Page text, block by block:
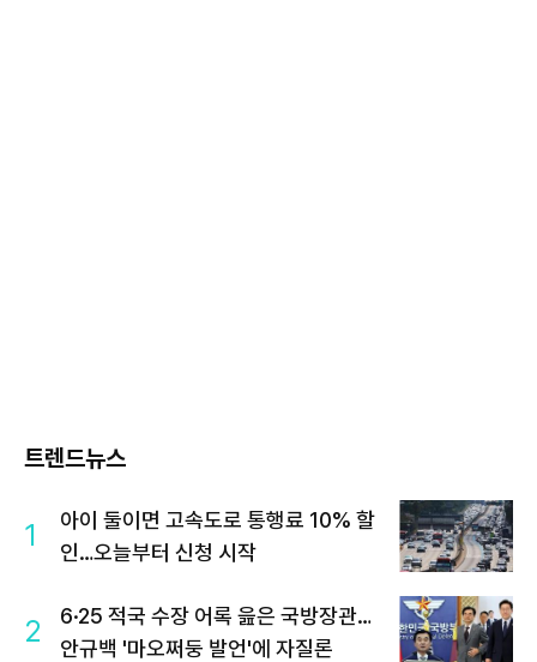
트렌드뉴스
1
아이 둘이면 고속도로 통행료 10% 할
인…오늘부터 신청 시작
2
6·25 적국 수장 어록 읊은 국방장관…
안규백 '마오쩌둥 발언'에 자질론